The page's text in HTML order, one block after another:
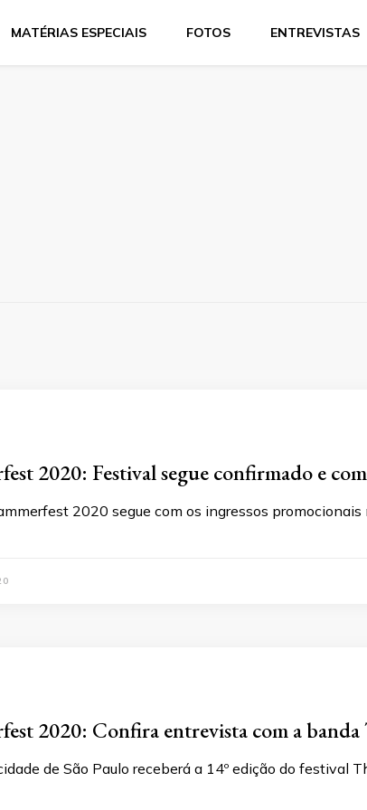
MATÉRIAS ESPECIAIS FOTOS ENTREVISTAS
2020: Festival segue confirmado e
2020 segue com os ingressos promocionais
2020: Confira entrevista com a
de São Paulo receberá a 14º edição do festival